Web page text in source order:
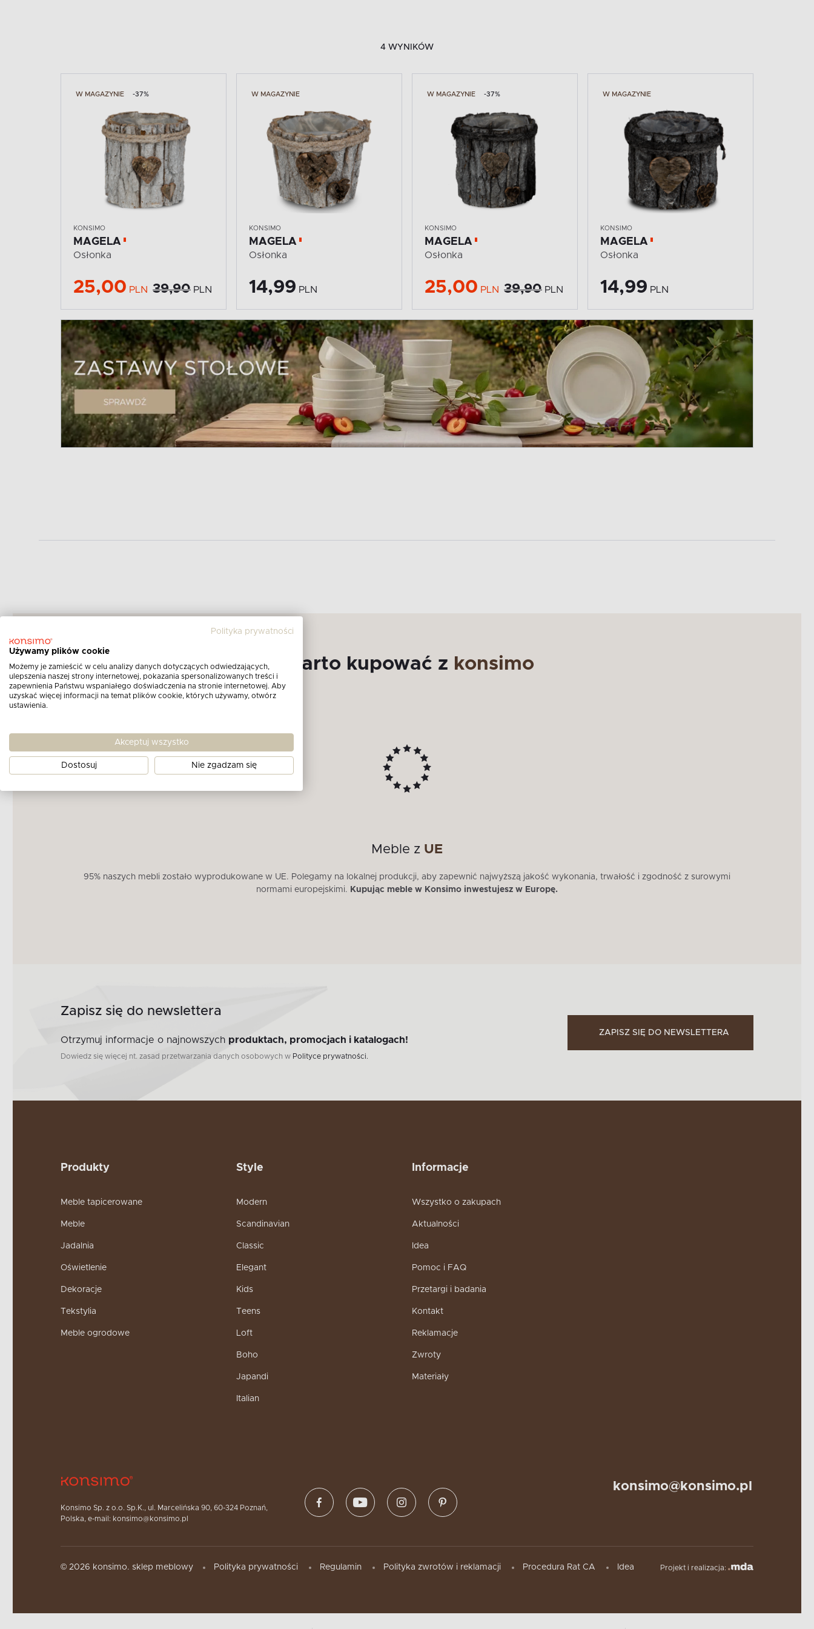
4 WYNIKÓW
W MAGAZYNIE -37%
KONSIMO
MAGELA
Osłonka
25,00 PLN 39,90 PLN
W MAGAZYNIE
KONSIMO
MAGELA
Osłonka
14,99 PLN
W MAGAZYNIE -37%
KONSIMO
MAGELA
Osłonka
25,00 PLN 39,90 PLN
W MAGAZYNIE
KONSIMO
MAGELA
Osłonka
14,99 PLN
Warto kupować z konsimo
Meble z UE
95% naszych mebli zostało wyprodukowane w UE. Polegamy na lokalnej produkcji, aby zapewnić najwyższą jakość wykonania, trwałość i zgodność z surowymi
normami europejskimi. Kupując meble w Konsimo inwestujesz w Europę.
Zapisz się do newslettera
Otrzymuj informacje o najnowszych produktach, promocjach i katalogach!
Dowiedz się więcej nt. zasad przetwarzania danych osobowych w Polityce prywatności.
ZAPISZ SIĘ DO NEWSLETTERA
Produkty
Meble tapicerowane
Meble
Jadalnia
Oświetlenie
Dekoracje
Tekstylia
Meble ogrodowe
Style
Modern
Scandinavian
Classic
Elegant
Kids
Teens
Loft
Boho
Japandi
Italian
Informacje
Wszystko o zakupach
Aktualności
Idea
Pomoc i FAQ
Przetargi i badania
Kontakt
Reklamacje
Zwroty
Materiały
Konsimo Sp. z o.o. Sp.K., ul. Marcelińska 90, 60-324 Poznań,
Polska, e-mail: konsimo@konsimo.pl
konsimo@konsimo.pl
© 2026 konsimo. sklep meblowy Polityka prywatności Regulamin Polityka zwrotów i reklamacji Procedura Rat CA Idea Projekt i realizacja:
Polityka prywatności
Używamy plików cookie
Możemy je zamieścić w celu analizy danych dotyczących odwiedzających,
ulepszenia naszej strony internetowej, pokazania spersonalizowanych treści i
zapewnienia Państwu wspaniałego doświadczenia na stronie internetowej. Aby
uzyskać więcej informacji na temat plików cookie, których używamy, otwórz
ustawienia.
Akceptuj wszystko
Dostosuj Nie zgadzam się